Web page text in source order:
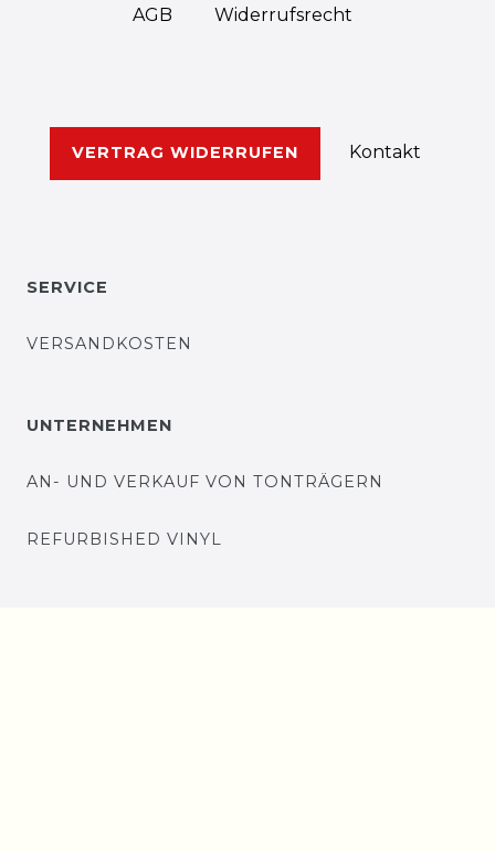
AGB Widerrufs­recht
VERTRAG WIDERRUFEN Kontakt
SERVICE
VERSANDKOSTEN
UNTERNEHMEN
AN- UND VERKAUF VON TONTRÄGERN
REFURBISHED VINYL